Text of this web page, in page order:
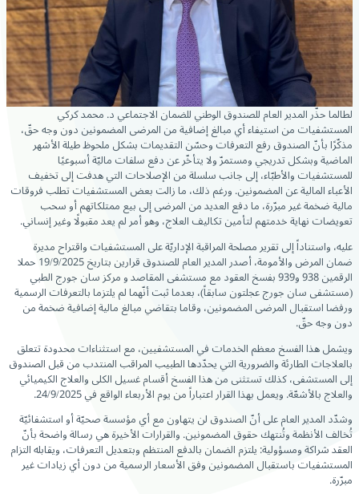
لطالما حذّر المدير العام للصندوق الوطني للضمان الاجتماعي د. محمد كركي
المستشفيات من استيفاء أي مبالغ إضافية منالمرضى المضمونين دون وجه حقّ،
مذكّرًا بأنّ الصندوق رفع التعرفات وحسّن التقديمات بشكل ملحوظ طيلة الأشهر
الماضية وبشكل تدريجي ومستمرّ ولا يتأخّر عن دفع سلفات ماليّة أسبوعيًا
للمستشفيات والأطبّاء، إلى جانب سلسلة من الإصلاحات التي هدفت إلى تخفيف
الأعباء المالية عن المضمونين. ورغم ذلك، ما زالت بعض المستشفيات تطلب فروقات
مالية ضخمة غير مبرّرة، ما دفع العديد من المرضى إلى بيع ممتلكاتهم أو سحب
تعويضات نهاية خدمتهم لتأمين تكاليف العلاج، وهو أمر لم يعد مقبولًا وغير إنساني.
عليه، واستناداً إلى تقرير مصلحة المراقبة الإداريّة على المستشفيات واقتراح مديرة
ضمان المرض والأمومة، أصدر المدير العام للصندوق قرارين بتاريخ 19/9/2025 حملا
الرقمين 938 و939 بفسخ العقود مع مستشفى المقاصد و مركز سان جورج الطبي
(مستشفى سان جورج عجلتون سابقاً)، بعدما ثبت أنّهما لم يلتزما بالتعرفات الرسمية
ورفضا استقبال المرضى المضمونين، وقاما بتقاضي مبالغ مالية إضافية ضخمة من
دون وجه حقّ.
ويشمل هذا الفسخ معظم الخدمات في المستشفيين، مع استثناءات محدودة تتعلق
بالعلاجات الطارئة والضرورية التي يحدّدها الطبيب المراقب المنتدب من قبل الصندوق
إلى المستشفى، كذلك تستثنى من هذا الفسخ أقسام غسيل الكلى والعلاج الكيميائي
والعلاج بالأشعّة. ويعمل بهذا القرار اعتباراً من يوم الأربعاء الواقع في 24/9/2025.
وشدّد المدير العام على أنّ الصندوق لن يتهاون مع أي مؤسسة صحيّة أو استشفائيّة
تُخالف الأنظمة وتُنتهك حقوق المضمونين. والقرارات الأخيرة هي رسالة واضحة بأنّ
العقد شراكة ومسؤولية: يلتزم الضمان بالدفع المنتظم وبتعديل التعرفات، ويقابله التزام
المستشفيات باستقبال المضمونين وفق الأسعار الرسمية من دون أي زيادات غير
مبرّرة.